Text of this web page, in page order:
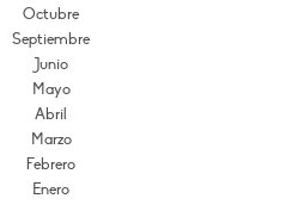
Octubre
Septiembre
Junio
Mayo
Abril
Marzo
Febrero
Enero